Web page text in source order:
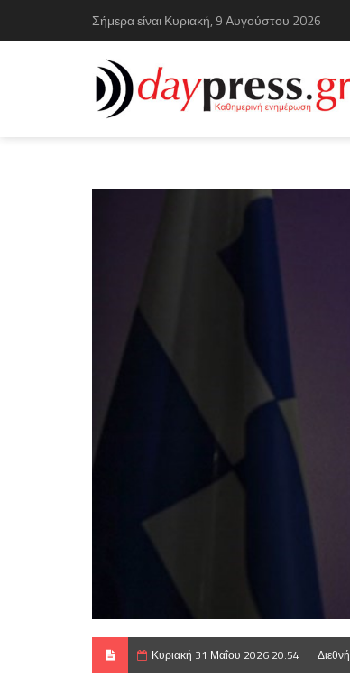
Σήμερα είναι Κυριακή, 9 Αυγούστου 2026
Κυριακή 31 Μαΐου 2026 20:54 Διεθνή